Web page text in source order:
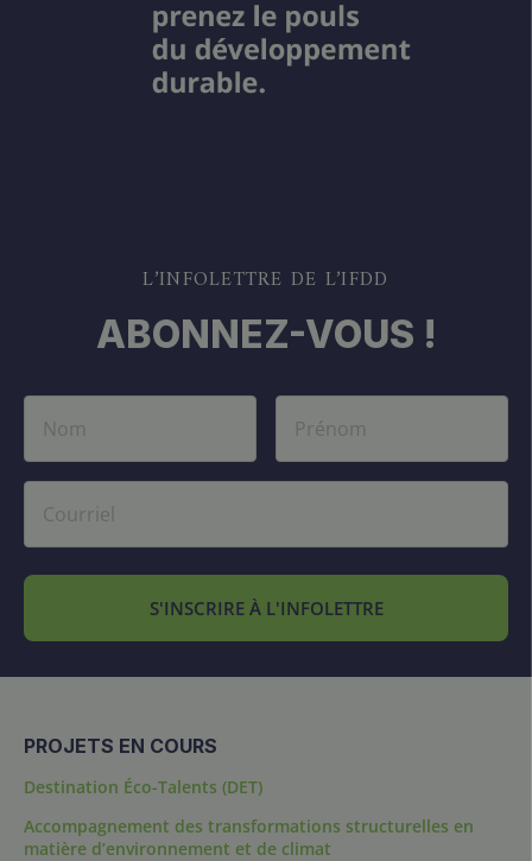
L’INFOLETTRE DE L’IFDD
ABONNEZ-VOUS !
S'INSCRIRE À L'INFOLETTRE
PROJETS EN COURS
Destination Éco-Talents (DET)
Accompagnement des transformations structurelles en
matière d’environnement et de climat